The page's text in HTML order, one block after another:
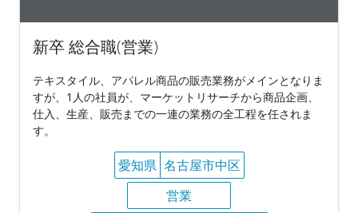
新卒 総合職(営業)
テキスタイル、アパレル商品の販売業務がメインとなりま
すが、1人の社員が、マーケットリサーチから商品企画、
仕入、生産、販売までの一連の業務の全工程を任されま
す。
愛知県 名古屋市中区
営業